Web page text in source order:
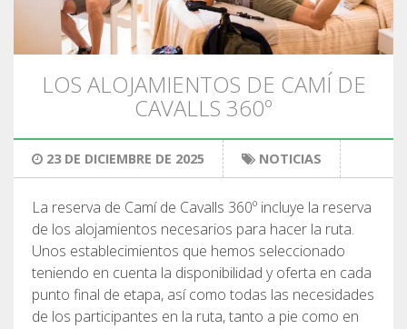
LOS ALOJAMIENTOS DE CAMÍ DE
CAVALLS 360º
23 DE DICIEMBRE DE 2025 NOTICIAS
La reserva de Camí de Cavalls 360º incluye la reserva
de los alojamientos necesarios para hacer la ruta.
Unos establecimientos que hemos seleccionado
teniendo en cuenta la disponibilidad y oferta en cada
punto final de etapa, así como todas las necesidades
de los participantes en la ruta, tanto a pie como en